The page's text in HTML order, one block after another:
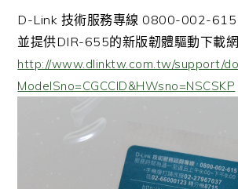
D-Link 技術服務專線 0800-002-615
並提供DIR-655的新版韌體驅動下載
http://www.dlinktw.com.tw/support/
ModelSno=CGCCID&HWsno=NSCSKP